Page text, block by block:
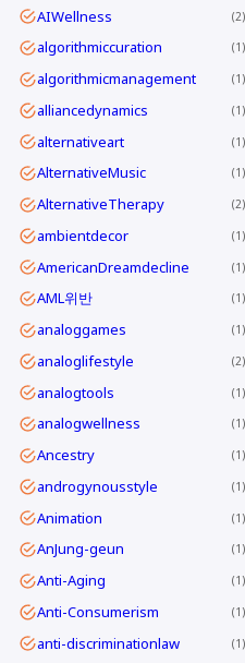
AIWellness 2
algorithmiccuration 1
algorithmicmanagement 1
alliancedynamics 1
alternativeart 1
AlternativeMusic 1
AlternativeTherapy 2
ambientdecor 1
AmericanDreamdecline 1
AML위반 1
analoggames 1
analoglifestyle 2
analogtools 1
analogwellness 1
Ancestry 1
androgynousstyle 1
Animation 1
AnJung-geun 1
Anti-Aging 1
Anti-Consumerism 1
anti-discriminationlaw 1